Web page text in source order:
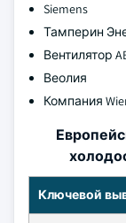
Siemens
Тамперин
Вентилятор
Веолия
Компания
Ключевой